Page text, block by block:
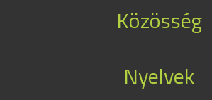
Közösség
Nyelvek